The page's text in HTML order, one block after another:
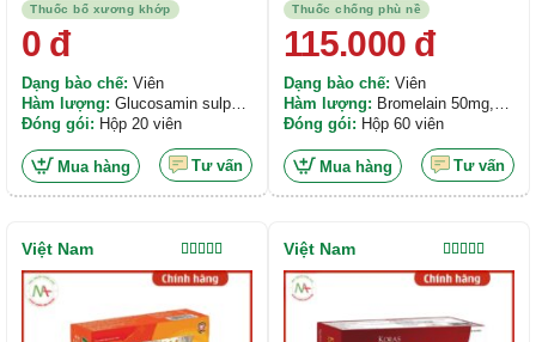
Thuốc bổ xương khớp
0 đ
Dạng bào chế: Viên
Hàm lượng: Glucosamin sulphat
2KCl 250mg, Cao khô trinh nữ
100mg,...
Đóng gói: Hộp 20 viên
Mua hàng Tư vấn
Thuốc chống phù nề
115.000đ
Dạng bào chế: Viên
Hàm lượng: Bromelain 50mg,
Đóng gói: Hộp 60 viên
Mua hàng Tư vấn
Được xếp
hạng5.00
Việt Nam
Được xếp
hạng4.00
Việt Nam